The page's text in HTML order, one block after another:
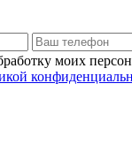
моих